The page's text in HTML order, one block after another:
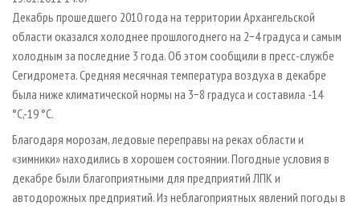
ДЕРЕВЯННОЕ ДОМОСТРОЕНИЕ
ПРОИЗВОДСТВО МЕБЕЛИ
БИОЭНЕРГЕТИКА
ЦБП
ИНСТРУМЕНТ И МАТЕРИАЛЫ
ОФИЦИАЛЬНЫЕ ДЕЛЕГАЦИИ
ПРИОРИТЕТНЫЕ ИНВЕСТПРОЕКТЫ
RUSSIAN FORESTRY REVIEW
ГАЗЕТА ЛЕСПРОМФОРУМ
БИБЛИОТЕКА СПЕЦИАЛИСТА
РЕКЛАМА НА САЙТЕ
Декабрь прошедшего 2010 года на территории Архангельской
области оказался холоднее прошлогоднего на 2−4 градуса и самым
холодным за последние 3 года. Об этом сообщили в пресс-службе
Сегидромета. Средняя месячная температура воздуха в декабре
была ниже климатической нормы на 3−8 градуса и составила -14
°С,-19 °С.
Благодаря морозам, ледовые переправы на реках области и
«зимники» находились в хорошем состоянии. Погодные условия в
декабре были благоприятными для предприятий ЛПК и
автодорожных предприятий. Из неблагоприятных явлений погоды в